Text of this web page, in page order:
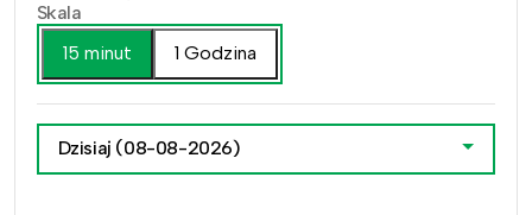
Skala
15 minut
1 Godzina
Dzisiaj (08-08-2026)